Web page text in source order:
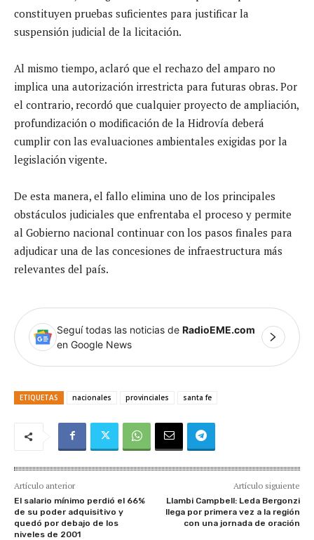
constituyen pruebas suficientes para justificar la
suspensión judicial de la licitación.
Al mismo tiempo, aclaró que el rechazo del amparo no
implica una autorización irrestricta para futuras obras. Por
el contrario, recordó que cualquier proyecto de ampliación,
profundización o modificación de la Hidrovía deberá
cumplir con las evaluaciones ambientales exigidas por la
legislación vigente.
De esta manera, el fallo elimina uno de los principales
obstáculos judiciales que enfrentaba el proceso y permite
al Gobierno nacional continuar con los pasos finales para
adjudicar una de las concesiones de infraestructura más
relevantes del país.
Seguí todas las noticias de RadioEME.com
en Google News
ETIQUETAS nacionales provinciales santa fe
Artículo anterior
El salario mínimo perdió el 66%
de su poder adquisitivo y
quedó por debajo de los
niveles de 2001
Artículo siguiente
Llambi Campbell: Leda Bergonzi
llega por primera vez a la región
con una jornada de oración